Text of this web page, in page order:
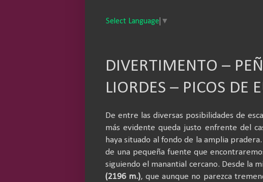
Select Language ▼
DIVERTIMENTO –
LIORDES – PICOS DE
De entre las diversas posibilidades de
más evidente queda justo enfrente del
haya situado al fondo de la amplia
de una pequeña fuente que
siguiendo el manantial cercano. Desde la
(2196 m.), que aunque no parezca